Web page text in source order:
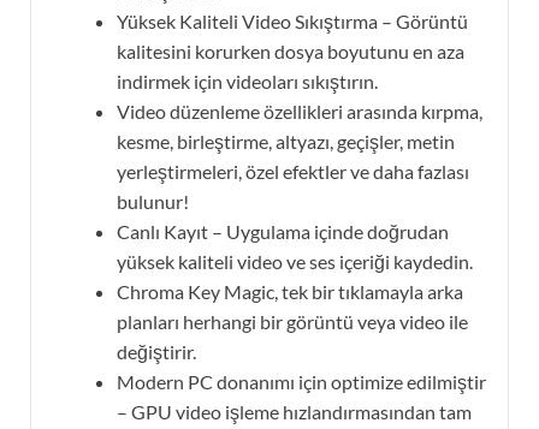
Yüksek Kaliteli Video Sıkıştırma – Görüntü
kalitesini korurken dosya boyutunu en aza
indirmek için videoları sıkıştırın.
Video düzenleme özellikleri arasında kırpma,
kesme, birleştirme, altyazı, geçişler, metin
yerleştirmeleri, özel efektler ve daha fazlası
bulunur!
Canlı Kayıt – Uygulama içinde doğrudan
yüksek kaliteli video ve ses içeriği kaydedin.
Chroma Key Magic, tek bir tıklamayla arka
planları herhangi bir görüntü veya video ile
değiştirir.
Modern PC donanımı için optimize edilmiştir
– GPU video işleme hızlandırmasından tam